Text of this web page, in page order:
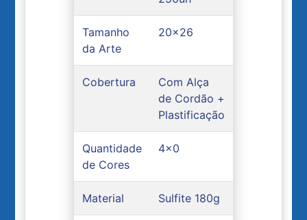
Tamanho
da Arte
20x26
Cobertura
Com Alça
de Cordão +
Plastificação
Quantidade
de Cores
4x0
Material Sulfite 180g